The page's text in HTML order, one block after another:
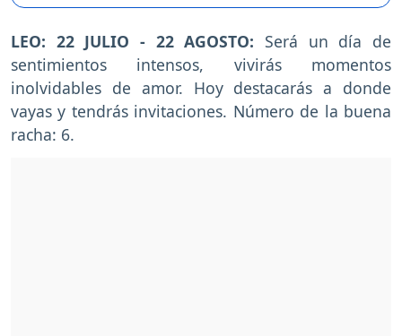
LEO: 22 JULIO - 22 AGOSTO: Será un día de
sentimientos intensos, vivirás momentos
inolvidables de amor. Hoy destacarás a donde
vayas y tendrás invitaciones. Número de la buena
racha: 6.